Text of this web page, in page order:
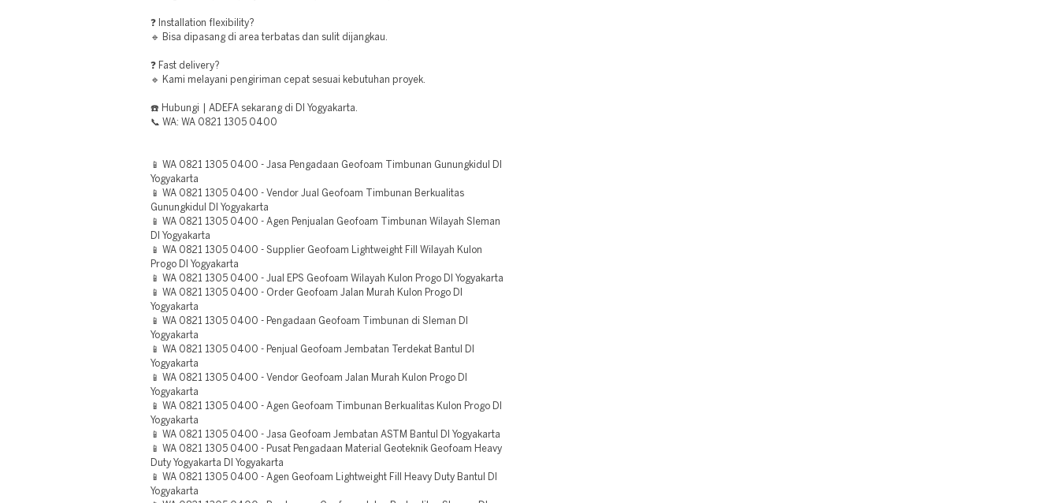
❓ Installation flexibility?
🔹 Bisa dipasang di area terbatas dan sulit dijangkau.
❓ Fast delivery?
🔹 Kami melayani pengiriman cepat sesuai kebutuhan proyek.
☎️ Hubungi | ADEFA sekarang di DI Yogyakarta.
📞 WA: WA 0821 1305 0400
📱 WA 0821 1305 0400 - Jasa Pengadaan Geofoam Timbunan Gunungkidul DI
Yogyakarta
📱 WA 0821 1305 0400 - Vendor Jual Geofoam Timbunan Berkualitas
Gunungkidul DI Yogyakarta
📱 WA 0821 1305 0400 - Agen Penjualan Geofoam Timbunan Wilayah Sleman
DI Yogyakarta
📱 WA 0821 1305 0400 - Supplier Geofoam Lightweight Fill Wilayah Kulon
Progo DI Yogyakarta
📱 WA 0821 1305 0400 - Jual EPS Geofoam Wilayah Kulon Progo DI Yogyakarta
📱 WA 0821 1305 0400 - Order Geofoam Jalan Murah Kulon Progo DI
Yogyakarta
📱 WA 0821 1305 0400 - Pengadaan Geofoam Timbunan di Sleman DI
Yogyakarta
📱 WA 0821 1305 0400 - Penjual Geofoam Jembatan Terdekat Bantul DI
Yogyakarta
📱 WA 0821 1305 0400 - Vendor Geofoam Jalan Murah Kulon Progo DI
Yogyakarta
📱 WA 0821 1305 0400 - Agen Geofoam Timbunan Berkualitas Kulon Progo DI
Yogyakarta
📱 WA 0821 1305 0400 - Jasa Geofoam Jembatan ASTM Bantul DI Yogyakarta
📱 WA 0821 1305 0400 - Pusat Pengadaan Material Geoteknik Geofoam Heavy
Duty Yogyakarta DI Yogyakarta
📱 WA 0821 1305 0400 - Agen Geofoam Lightweight Fill Heavy Duty Bantul DI
Yogyakarta